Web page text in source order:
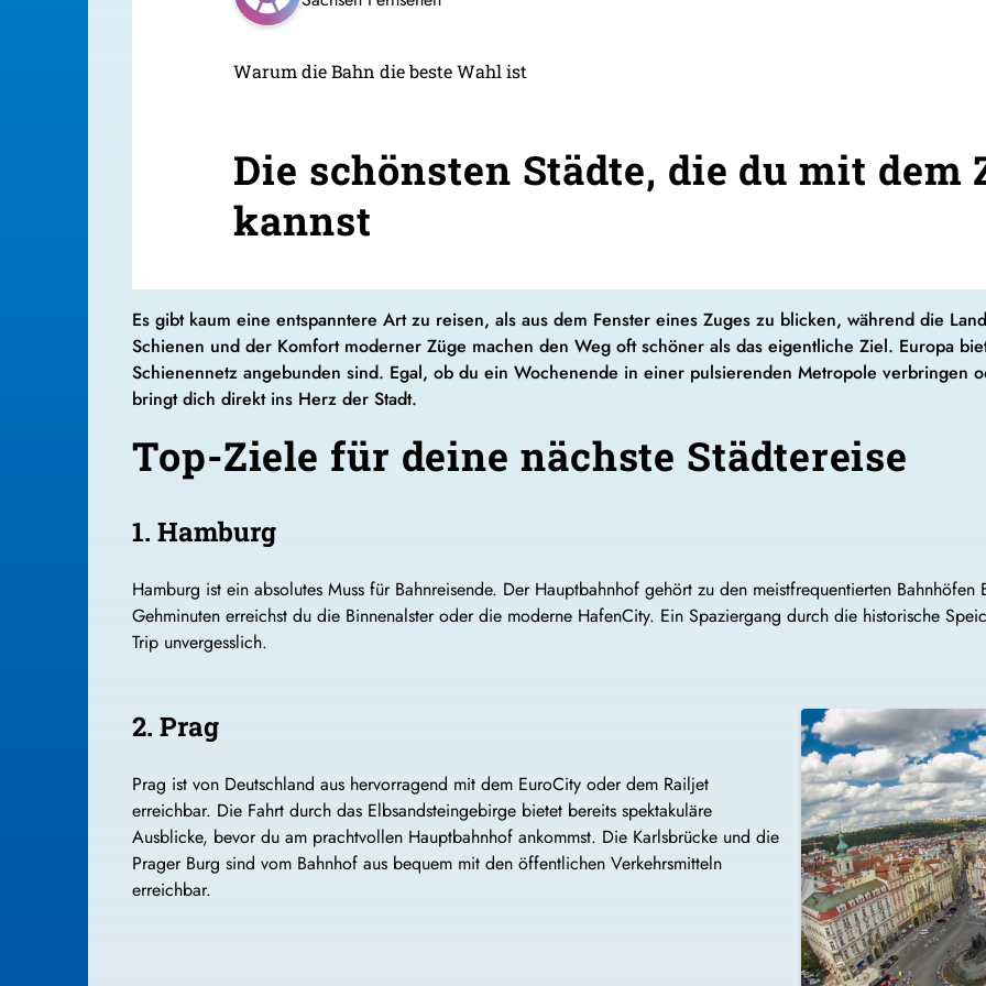
Warum die Bahn die beste Wahl ist
Die schönsten Städte, die du mit dem
kannst
Es gibt kaum eine entspanntere Art zu reisen, als aus dem Fenster eines Zuges zu blicken, während die
Schienen und der Komfort moderner Züge machen den Weg oft schöner als das eigentliche Ziel. Europa
Schienennetz angebunden sind. Egal, ob du ein Wochenende in einer pulsierenden Metropole verbringen
bringt dich direkt ins Herz der Stadt.
Top-Ziele für deine nächste Städtereise
1. Hamburg
Hamburg ist ein absolutes Muss für Bahnreisende. Der Hauptbahnhof gehört zu den meistfrequentierten
Gehminuten erreichst du die Binnenalster oder die moderne HafenCity. Ein Spaziergang durch die historische
Trip unvergesslich.
2. Prag
Prag ist von Deutschland aus hervorragend mit dem EuroCity oder dem Railjet
erreichbar. Die Fahrt durch das Elbsandsteingebirge bietet bereits spektakuläre
Ausblicke, bevor du am prachtvollen Hauptbahnhof ankommst. Die Karlsbrücke und die
Prager Burg sind vom Bahnhof aus bequem mit den öffentlichen Verkehrsmitteln
erreichbar.